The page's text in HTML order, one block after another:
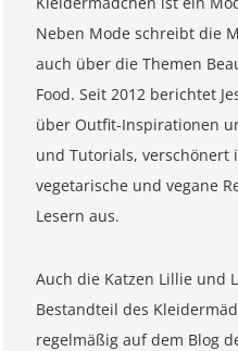
Neben Mode schreibt die
auch über die Themen
Food. Seit 2012 berichtet
über Outfit-Inspirationen
und Tutorials,
vegetarische und vegane
Lesern aus.
Auch die Katzen Lillie und
Bestandteil des
regelmäßig auf dem Blog